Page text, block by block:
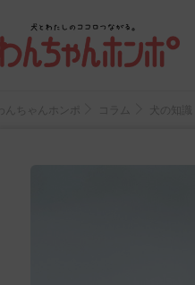
わんちゃんホンポ コラム 犬の知識